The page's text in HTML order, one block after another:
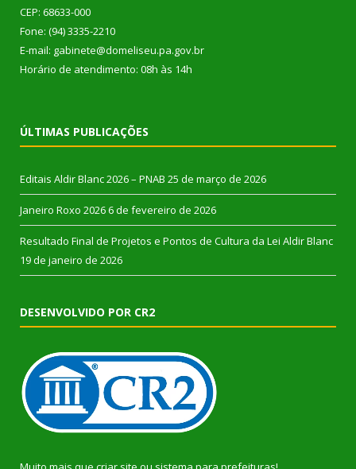
CEP: 68633-000
Fone: (94) 3335-2210
E-mail: gabinete@domeliseu.pa.gov.br
Horário de atendimento: 08h às 14h
ÚLTIMAS PUBLICAÇÕES
Editais Aldir Blanc 2026 – PNAB 25 de março de 2026
Janeiro Roxo 2026 6 de fevereiro de 2026
Resultado Final de Projetos e Pontos de Cultura da Lei Aldir Blanc
19 de janeiro de 2026
DESENVOLVIDO POR CR2